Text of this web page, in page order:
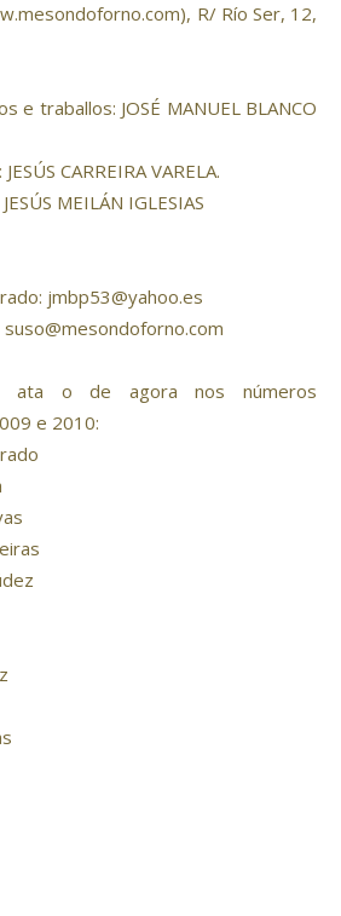
R/ Río Ser, 12,
e traballos: JOSÉ MANUEL BLANCO
CARREIRA VARELA.
MEILÁN IGLESIAS
jmbp53@yahoo.es
suso@mesondoforno.com
ata o de agora nos números
e 2010: